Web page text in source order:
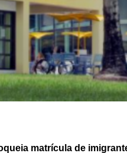
matrícula de